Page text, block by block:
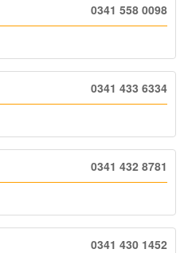
0341 558 0098
0341 433 6334
0341 432 8781
0341 430 1452